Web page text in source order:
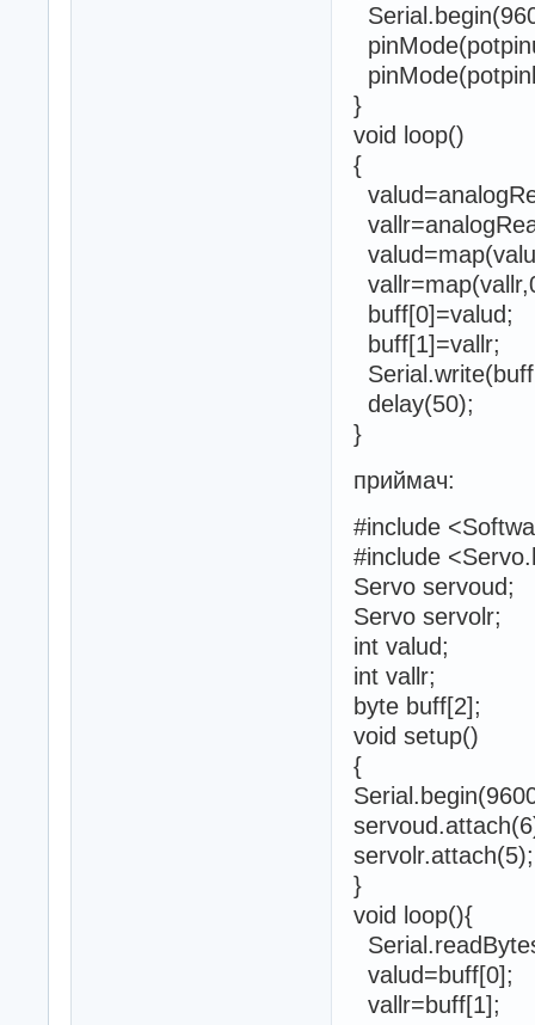
}
void loop()
{
buff[0]=valud;
buff[1]=vallr;
delay(50);
}
приймач:
#include
#include
Servo servoud;
Servo servolr;
int valud;
int vallr;
byte buff[2];
void setup()
{
servolr.attach(5);
}
void loop(){
valud=buff[0];
vallr=buff[1];